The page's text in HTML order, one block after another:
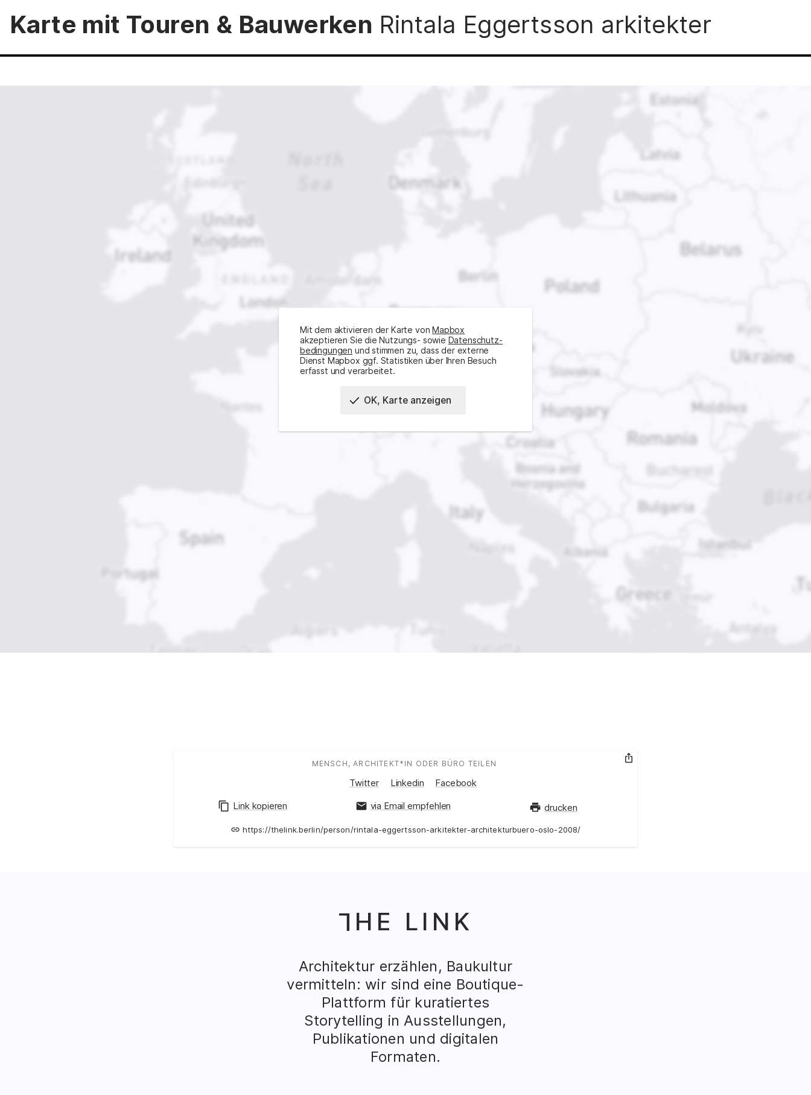
Karte mit Touren & Bauwerken Rintala Eggertsson arkitekter
Mit dem aktivieren der Karte vonMapbox
akzeptieren Sie die Nutzungs- sowie Daten­schutz­
bedingungen und stimmen zu, dass der externe
Dienst Mapbox ggf. Statistiken über Ihren Besuch
erfasst und verarbeitet.
OK, Karte anzeigen
MENSCH, ARCHITEKT*IN ODER BÜRO TEILEN
Auf Social Media teilen:
Twitter Linkedin Facebook
Link kopieren via Email empfehlen drucken
https://thelink.berlin/person/rintala-eggertsson-arkitekter-architekturbuero-oslo-2008/
T
HE LINK
Architektur erzählen, Baukultur
vermitteln: wir sind eine Boutique-
Plattform für kuratiertes
Storytelling in Ausstellungen,
Publikationen und digitalen
Formaten.